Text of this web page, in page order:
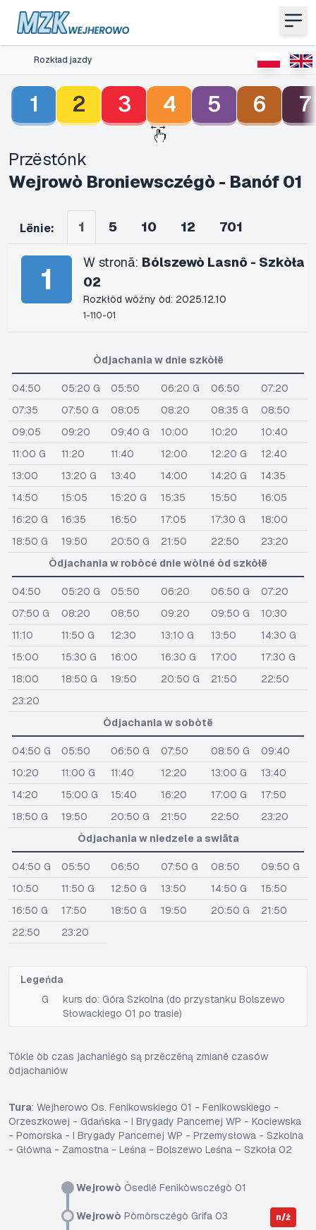
Rozkład jazdy
1 2 3 4 5 6 7
Przëstónk
Wejrowò Broniewsczégò - Banóf 01
Lënie: 1 5 10 12 701
1 W stronã: Bólszewò Lasnô - Szkòła
02
Rozkłôd wôżny òd: 2025.12.10
1-110-01
Wejrowò Òsedlé Fenikòwsczégò 01
Wejrowò Pòmòrsczégò Grifa 03 n/ż
Òdjachania w dnie szkòłë
04:50 05:20 G 05:50 06:20 G 06:50
07:20
07:35
07:50 G 08:05 08:20 08:35 G
08:50
09:05
09:20 09:40 G 10:00 10:20
10:40
11:00 G
11:20 11:40 12:00 12:20 G
12:40
13:00
13:20 G 13:40 14:00 14:20 G
14:35
14:50
15:05 15:20 G 15:35 15:50
16:05
16:20 G
16:35 16:50 17:05 17:30 G
18:00
18:50 G
19:50 20:50 G 21:50 22:50
23:20
Òdjachania w robòcé dnie wòlné òd szkòłë
04:50 05:20 G 05:50 06:20 06:50 G
07:20
07:50 G
08:20 08:50 09:20 09:50 G
10:30
11:10
11:50 G 12:30 13:10 G 13:50
14:30 G
15:00
15:30 G 16:00 16:30 G 17:00
17:30 G
18:00
18:50 G 19:50 20:50 G 21:50
22:50
23:20
Òdjachania w sobòtë
04:50 G 05:50 06:50 G 07:50 08:50 G
09:40
10:20
11:00 G 11:40 12:20 13:00 G
13:40
14:20
15:00 G 15:40 16:20 17:00 G
17:50
18:50 G
19:50 20:50 G 21:50 22:50
23:20
Òdjachania w niedzele a swiãta
04:50 G 05:50 06:50 07:50 G 08:50
09:50 G
10:50
11:50 G 12:50 G 13:50 14:50 G
15:50
16:50 G
17:50 18:50 G 19:50 20:50 G
21:50
22:50
23:20
Legeńda
G
kurs do: Góra Szkolna (do przystanku Bolszewo
Słowackiego 01 po trasie)
Tôkle òb czas jachaniégò są przëczëną zmianë czasów
òdjachaniów
Tura: Wejherowo Os. Fenikowskiego 01 - Fenikowskiego -
Orzeszkowej - Gdańska - I Brygady Pancernej WP - Kociewska
- Pomorska - I Brygady Pancernej WP - Przemysłowa - Szkolna
- Główna - Zamostna - Leśna - Bolszewo Leśna – Szkoła 02